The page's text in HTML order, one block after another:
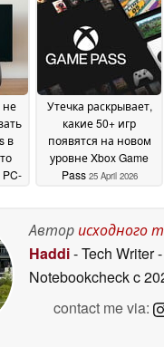
Arc B390 20
May 2026
не
в
Утечка раскрывает,
какие 50+ игр
появятся на новом
уровне Xbox Game
Pass 25 April 2026
Авторисходного
Haddi- Tech Writer
Notebookcheckc
contact me via: